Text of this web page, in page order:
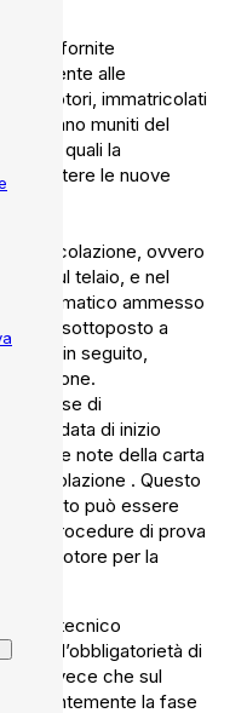
state fornite
alle
immatricolati
erano muniti del
e per i quali la
emettere le nuove
di circolazione, ovvero
sul telaio, e nel
pneumatico ammesso
essere sottoposto a
potrà, in seguito,
in fase di
la data di inizio
nelle note della carta
. Questo
il dato può essere
delle procedure di prova
ciclomotore per la
tecnico
all’obbligatorietà di
invece che sul
evidentemente la fase